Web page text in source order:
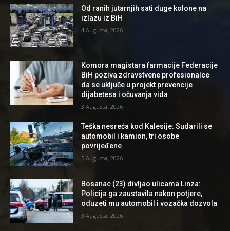
Od ranih jutarnjih sati duge kolone na
izlazu iz BiH
4 Augusta, 2026
Komora magistara farmacije Federacije
BiH poziva zdravstvene profesionalce
da se uključe u projekt prevencije
dijabetesa i očuvanja vida
3 Augusta, 2026
Teška nesreća kod Kalesije: Sudarili se
automobil i kamion, tri osobe
povrijeđene
5 Augusta, 2026
Bosanac (23) divljao ulicama Linza:
Policija ga zaustavila nakon potjere,
oduzeti mu automobil i vozačka dozvola
3 Augusta, 2026